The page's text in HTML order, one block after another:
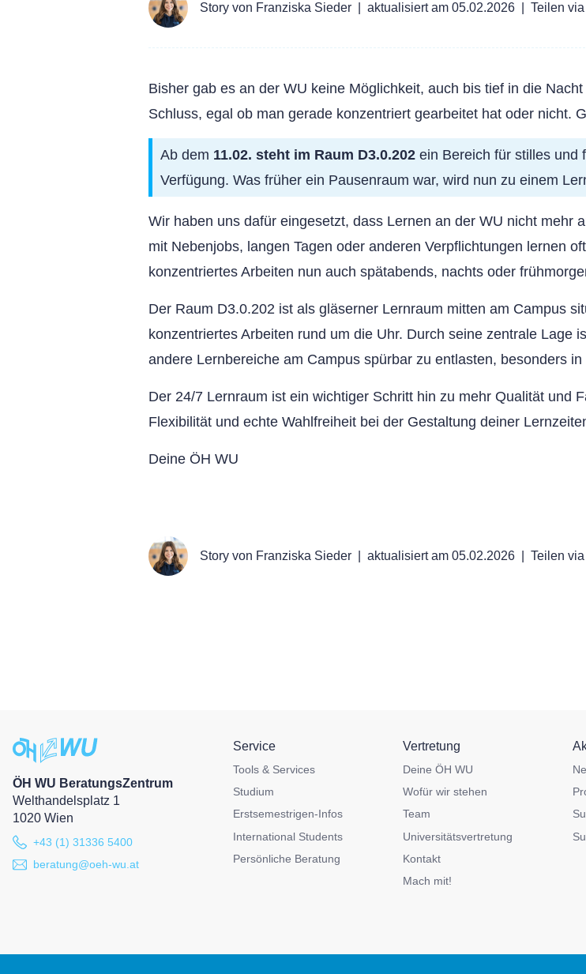
Story von Franziska Sieder aktualisiert am 05.02.2026 Teilen via
Bisher gab es an der WU keine Möglichkeit, auch bis tief in die
Schluss, egal ob man gerade konzentriert gearbeitet hat oder nicht.
Ab dem 11.02. steht im Raum D3.0.202 ein Bereich für stilles und
Verfügung. Was früher ein Pausenraum war, wird nun zu einem
Wir haben uns dafür eingesetzt, dass Lernen an der WU nicht mehr
mit Nebenjobs, langen Tagen oder anderen Verpflichtungen lernen
konzentriertes Arbeiten nun auch spätabends, nachts oder
Der Raum D3.0.202 ist als gläserner Lernraum mitten am Campus
konzentriertes Arbeiten rund um die Uhr. Durch seine zentrale Lage
andere Lernbereiche am Campus spürbar zu entlasten, besonders
Der 24/7 Lernraum ist ein wichtiger Schritt hin zu mehr Qualität und
Flexibilität und echte Wahlfreiheit bei der Gestaltung deiner
Deine ÖH WU
Story von Franziska Sieder aktualisiert am 05.02.2026 Teilen via
ÖH WU BeratungsZentrum
Welthandelsplatz 1
1020 Wien
+43 (1) 31336 5400
beratung@oeh-wu.at
Service
Tools & Services
Studium
Erstsemestrigen-Infos
International Students
Persönliche Beratung
Vertretung
Deine ÖH WU
Wofür wir stehen
Team
Universitätsvertretung
Kontakt
Mach mit!